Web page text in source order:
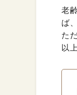
老
ば
た
以